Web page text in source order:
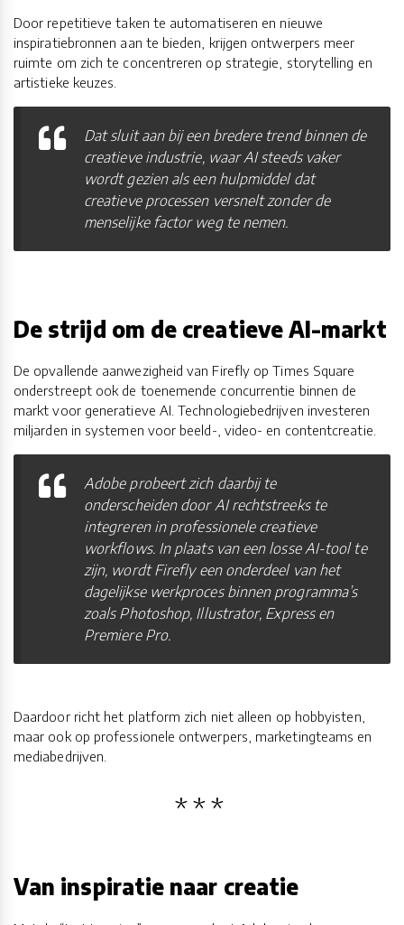
Door repetitieve taken te automatiseren en nieuwe
inspiratiebronnen aan te bieden, krijgen ontwerpers meer
ruimte om zich te concentreren op strategie, storytelling en
artistieke keuzes.
Dat sluit aan bij een bredere trend binnen de
creatieve industrie, waar AI steeds vaker
wordt gezien als een hulpmiddel dat
creatieve processen versnelt zonder de
menselijke factor weg te nemen.
De strijd om de creatieve AI-markt
De opvallende aanwezigheid van Firefly op Times Square
onderstreept ook de toenemende concurrentie binnen de
markt voor generatieve AI. Technologiebedrijven investeren
miljarden in systemen voor beeld-, video- en contentcreatie.
Adobe probeert zich daarbij te
onderscheiden door AI rechtstreeks te
integreren in professionele creatieve
workflows. In plaats van een losse AI-tool te
zijn, wordt Firefly een onderdeel van het
dagelijkse werkproces binnen programma’s
zoals Photoshop, Illustrator, Express en
Premiere Pro.
Daardoor richt het platform zich niet alleen op hobbyisten,
maar ook op professionele ontwerpers, marketingteams en
mediabedrijven.
Van inspiratie naar creatie